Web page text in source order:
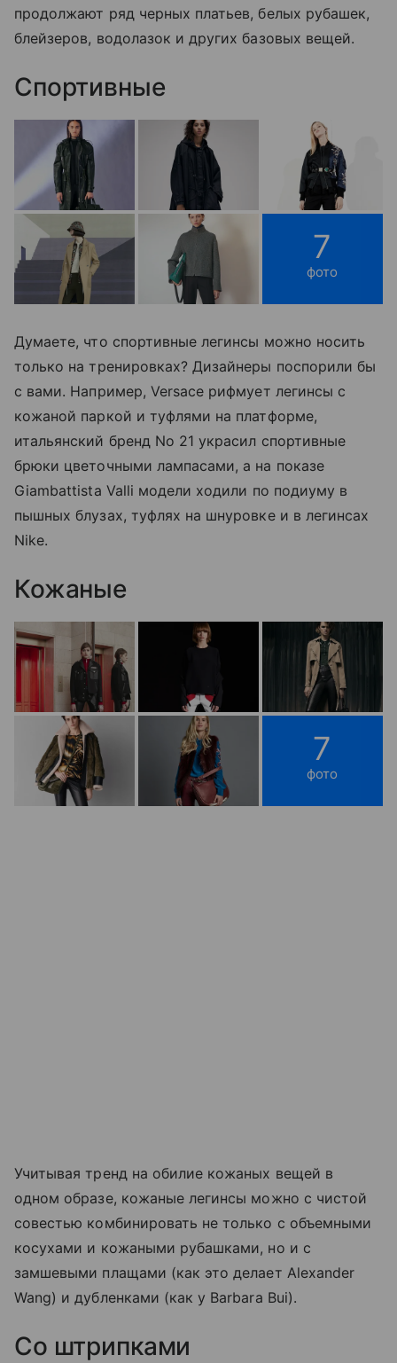
продолжают ряд черных платьев, белых рубашек,
блейзеров, водолазок и других базовых вещей.
Спортивные
7
фото
Думаете, что спортивные легинсы можно носить
только на тренировках? Дизайнеры поспорили бы
с вами. Например, Versace рифмует легинсы с
кожаной паркой и туфлями на платформе,
итальянский бренд No 21 украсил спортивные
брюки цветочными лампасами, а на показе
Giambattista Valli модели ходили по подиуму в
пышных блузах, туфлях на шнуровке и в легинсах
Nike.
Кожаные
7
фото
Учитывая тренд на обилие кожаных вещей в
одном образе, кожаные легинсы можно с чистой
совестью комбинировать не только с объемными
косухами и кожаными рубашками, но и с
замшевыми плащами (как это делает Alexander
Wang) и дубленками (как у Barbara Bui).
Со штрипками